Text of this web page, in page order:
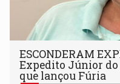
ESCONDERAM
Expedito Júnior
que lançou Fúria